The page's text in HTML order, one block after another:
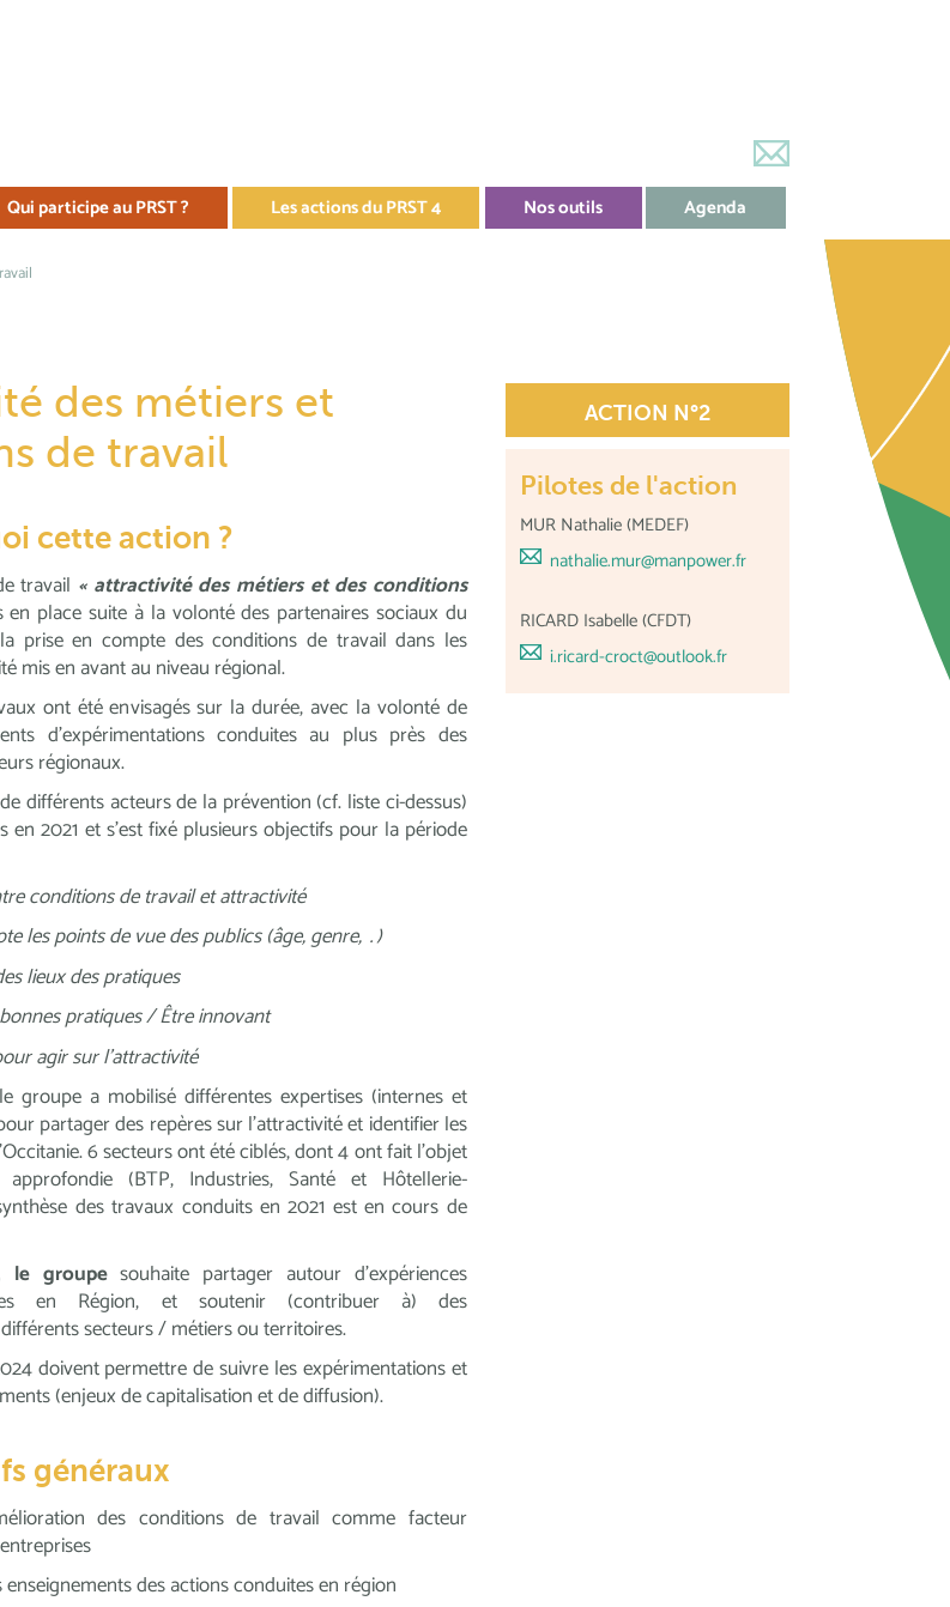
Qui participe au PRST ? Les actions du PRST 4 Nos outils Agenda
des métiers et
de travail
cette action ?
travail « attractivité des métiers et des conditions
en place suite à la volonté des partenaires sociaux du
prise en compte des conditions de travail dans les
mis en avant au niveau régional.
ont été envisagés sur la durée, avec la volonté de
d’expérimentations conduites au plus près des
régionaux.
différents acteurs de la prévention (cf. liste ci-dessus)
en 2021 et s’est fixé plusieurs objectifs pour la période
conditions de travail et attractivité
les points de vue des publics (âge, genre, …)
lieux des pratiques
pratiques / Être innovant
agir sur l’attractivité
groupe a mobilisé différentes expertises (internes et
partager des repères sur l’attractivité et identifier les
6 secteurs ont été ciblés, dont 4 ont fait l’objet
(BTP, Industries, Santé et Hôtellerie-
des travaux conduits en 2021 est en cours de
le groupesouhaite partager autour d’expériences
en Région, et soutenir (contribuer à) des
secteurs / métiers ou territoires.
doivent permettre de suivre les expérimentations et
(enjeux de capitalisation et de diffusion).
généraux
des conditions de travail comme facteur
enseignements des actions conduites en région
ACTION N°2
Pilotes de l'action
MUR Nathalie (MEDEF)
nathalie.mur@manpower.fr
RICARD Isabelle (CFDT)
i.ricard-croct@outlook.fr